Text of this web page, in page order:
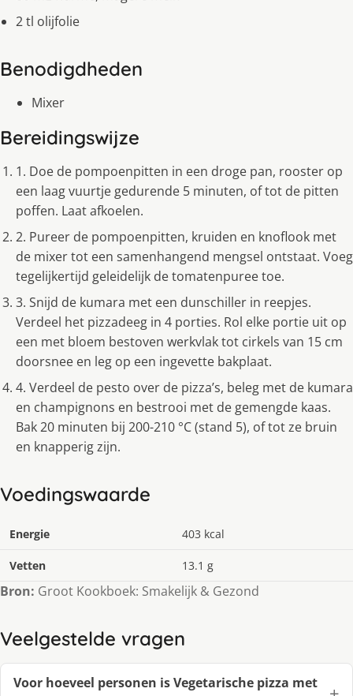
2 tl olijfolie
Benodigdheden
Mixer
Bereidingswijze
1. Doe de pompoenpitten in een droge pan, rooster op
een laag vuurtje gedurende 5 minuten, of tot de pitten
poffen. Laat afkoelen.
2. Pureer de pompoenpitten, kruiden en knoflook met
de mixer tot een samenhangend mengsel ontstaat. Voeg
tegelijkertijd geleidelijk de tomatenpuree toe.
3. Snijd de kumara met een dunschiller in reepjes.
Verdeel het pizzadeeg in 4 porties. Rol elke portie uit op
een met bloem bestoven werkvlak tot cirkels van 15 cm
doorsnee en leg op een ingevette bakplaat.
4. Verdeel de pesto over de pizza’s, beleg met de kumara
en champignons en bestrooi met de gemengde kaas.
Bak 20 minuten bij 200-210 °C (stand 5), of tot ze bruin
en knapperig zijn.
Voedingswaarde
Energie 403 kcal
Vetten 13.1 g
Bron: Groot Kookboek: Smakelijk & Gezond
Veelgestelde vragen
Voor hoeveel personen is Vegetarische pizza met